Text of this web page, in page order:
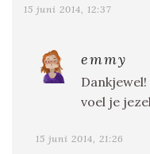
15 juni 2014, 12:37
emmy
voel je
15 juni 2014, 21:26